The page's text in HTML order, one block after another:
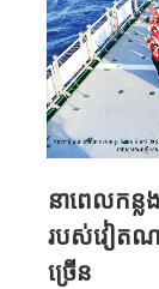
នាពេលក
របស់វៀត
ច្រើន រួម